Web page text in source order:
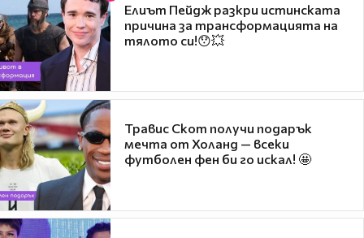
Елиът Пейдж разкри истинската
причина за трансформацията на
тялото си!😯💥
Травис Скот получи подарък
мечта от Холанд — всеки
футболен фен би го искал! 🤩